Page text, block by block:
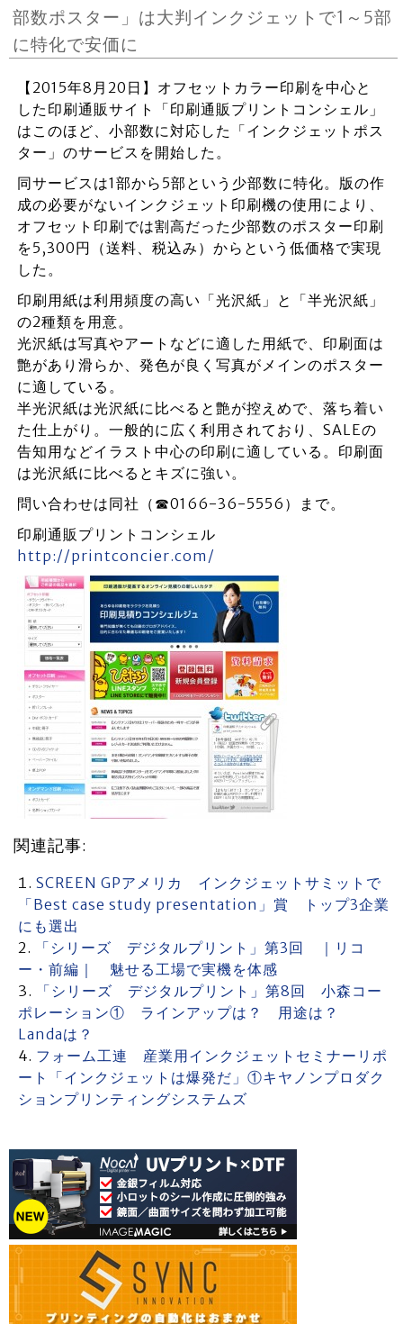
部数ポスター」は大判インクジェットで1～5部
に特化で安価に
【2015年8月20日】オフセットカラー印刷を中心と
した印刷通販サイト「印刷通販プリントコンシェル」
はこのほど、小部数に対応した「インクジェットポス
ター」のサービスを開始した。
同サービスは1部から5部という少部数に特化。版の作
成の必要がないインクジェット印刷機の使用により、
オフセット印刷では割高だった少部数のポスター印刷
を5,300円（送料、税込み）からという低価格で実現
した。
印刷用紙は利用頻度の高い「光沢紙」と「半光沢紙」
の2種類を用意。
光沢紙は写真やアートなどに適した用紙で、印刷面は
艶があり滑らか、発色が良く写真がメインのポスター
に適している。
半光沢紙は光沢紙に比べると艶が控えめで、落ち着い
た仕上がり。一般的に広く利用されており、SALEの
告知用などイラスト中心の印刷に適している。印刷面
は光沢紙に比べるとキズに強い。
問い合わせは同社（☎0166-36-5556）まで。
印刷通販プリントコンシェル
http://printconcier.com/
関連記事:
SCREEN GPアメリカ インクジェットサミットで
「Best case study presentation」賞 トップ3企業
にも選出
「シリーズ デジタルプリント」第3回 ｜リコ
ー・前編｜ 魅せる工場で実機を体感
「シリーズ デジタルプリント」第8回 小森コー
ポレーション① ラインアップは？ 用途は？
Landaは？
フォーム工連 産業用インクジェットセミナーリポ
ート「インクジェットは爆発だ」①キヤノンプロダク
ションプリンティングシステムズ